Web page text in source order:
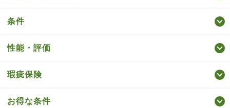
条件
性能・評価
瑕疵保険
お得な条件